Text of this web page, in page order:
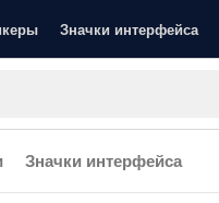
Значки интерфейса
Значки интерфейса